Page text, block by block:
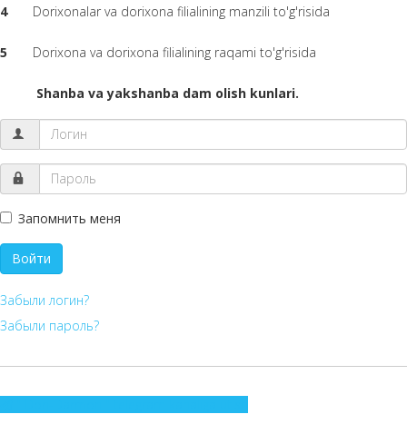
4 Dorixonalar va dorixona filialining manzili to'g'risida
5 Dorixona va dorixona filialining raqami to'g'risida
Shanba va yakshanba dam olish kunlari.
Запомнить меня
Войти
Забыли логин?
Забыли пароль?